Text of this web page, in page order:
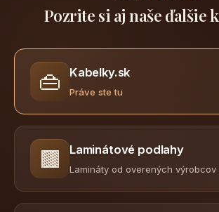
Pozrite si aj naše ďalšie
👜 Kabelky.sk
Práve ste tu
🟫 Laminátové podlahy
Lamináty od overených výrobcov